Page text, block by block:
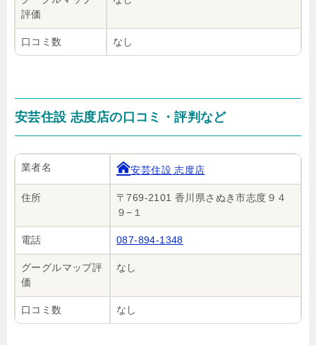
評価
口コミ数 なし
安芸住設 志度店の口コミ・評判など
業者名 安芸住設 志度店
住所
〒769-2101 香川県さぬき市志度９４
９−１
電話 087-894-1348
グーグルマップ評
価
なし
口コミ数 なし